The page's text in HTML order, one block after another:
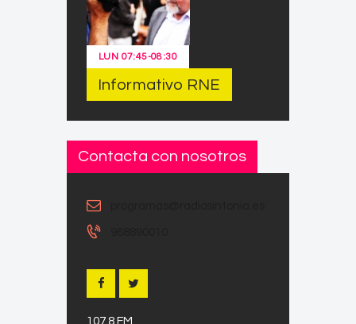
LUN 07:45-08:30
Informativo RNE
Contacta con nosotros
107.8 FM